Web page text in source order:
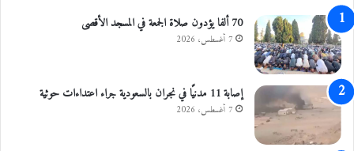
ف
ي
د
ي
و
ة
ب
ا
ل
ش
ب
ك
ة
ا
70 ألفا يؤدون صلاة الجمعة في المسجد الأقصى
7 أغسطس، 2026
إصابة 11 مدنيًا في نجران بالسعودية جراء اعتداءات حوثية
7 أغسطس، 2026